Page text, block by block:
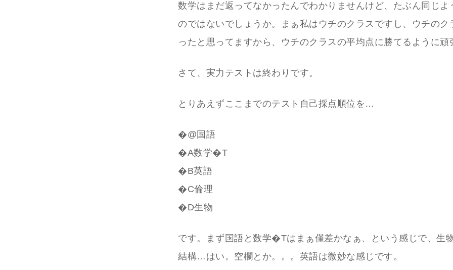
数学はまだ返ってなかったんでわかりませんけど、たぶん同じよ
のではないでしょうか。まぁ私はウチのクラスですし、ウチのク
ったと思ってますから、ウチのクラスの平均点に勝てるように頑
さて、実力テストは終わりです。
とりあえずここまでのテスト自己採点順位を…
�@国語
�A数学�T
�B英語
�C倫理
�D生物
です。まず国語と数学�Tはまぁ僅差かなぁ、という感じで、生
結構…はい。空欄とか。。。英語は微妙な感じです。